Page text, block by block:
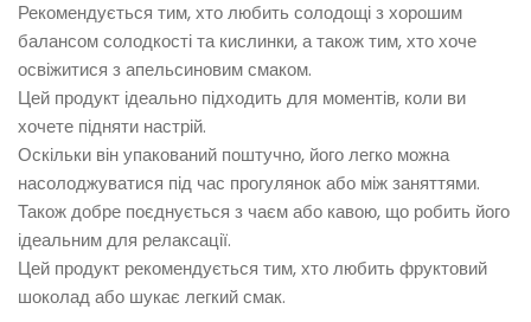
Рекомендується тим, хто любить солодощі з хорошим
балансом солодкості та кислинки, а також тим, хто хоче
освіжитися з апельсиновим смаком.
Цей продукт ідеально підходить для моментів, коли ви
хочете підняти настрій.
Оскільки він упакований поштучно, його легко можна
насолоджуватися під час прогулянок або між заняттями.
Також добре поєднується з чаєм або кавою, що робить його
ідеальним для релаксації.
Цей продукт рекомендується тим, хто любить фруктовий
шоколад або шукає легкий смак.